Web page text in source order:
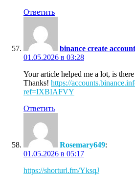
Ответить
binance create account
01.05.2026 в 03:28
Your article helped me a lot, is
Thanks! https://
ref=IXBIAFVY
Ответить
Rosemary649:
01.05.2026 в 05:17
https://shorturl.fm/YksqJ